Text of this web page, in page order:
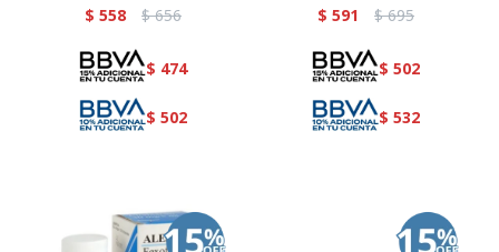
$ 558 $ 656
$ 474
$ 502
$ 591 $ 695
$ 502
$ 532